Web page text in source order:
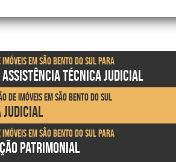
em São Bento do Sul para
TÉCNICA JUDICIAL
de imóveis em São Bento do Sul
JUDICIAL
em São Bento do Sul para
PATRIMONIAL